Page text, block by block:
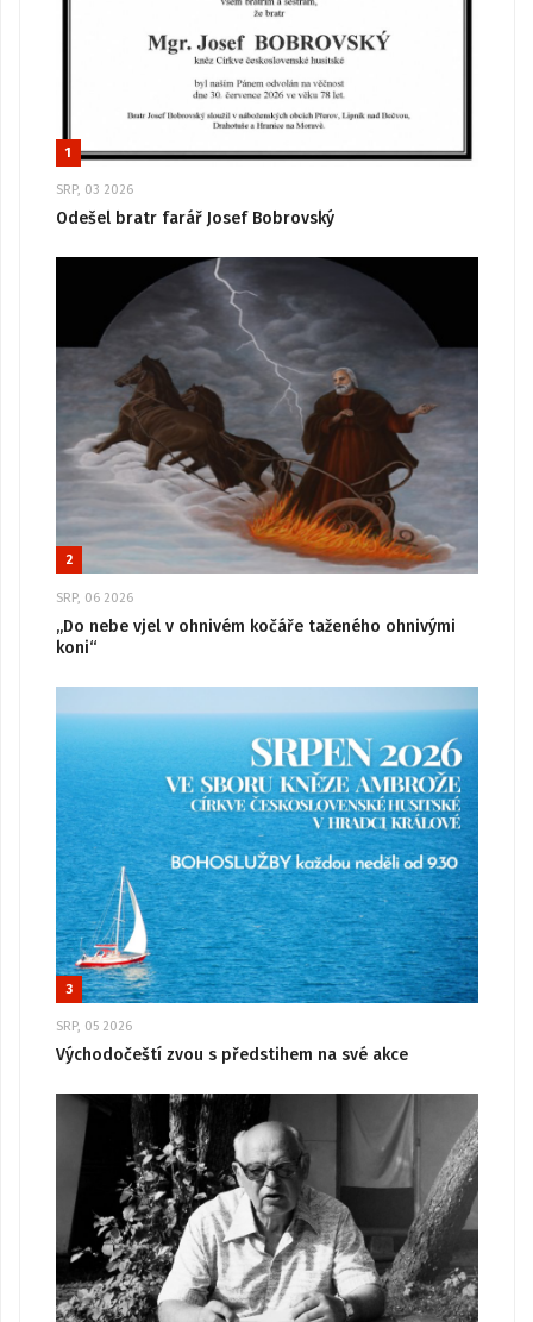
1
SRP, 03 2026
Odešel bratr farář Josef Bobrovský
2
SRP, 06 2026
„Do nebe vjel v ohnivém kočáře taženého ohnivými
koni“
3
SRP, 05 2026
Východočeští zvou s předstihem na své akce